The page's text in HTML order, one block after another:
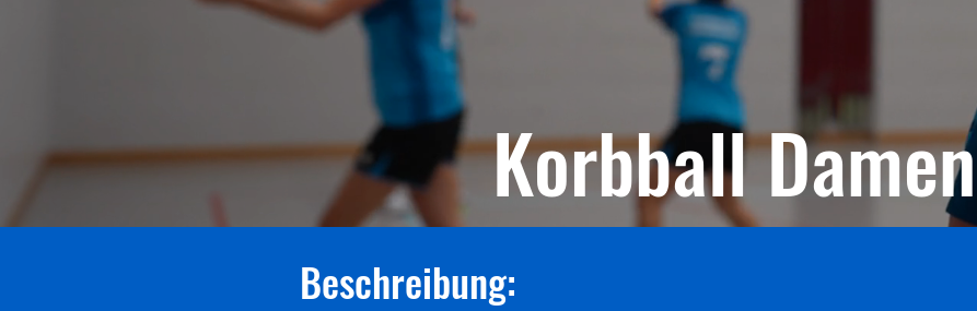
Korbball Damen
Beschreibung: